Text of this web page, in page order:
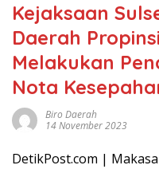
Kejaksaan
Daerah
Melakukan
Nota
Biro Daerah
14 November 2023
DetikPost.com |